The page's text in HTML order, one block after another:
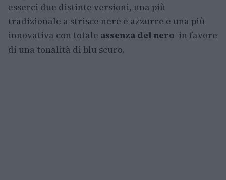
esserci due distinte versioni, una più
tradizionale a strisce nere e azzurre e una più
innovativa con totale assenza del nero in favore
di una tonalità di blu scuro.